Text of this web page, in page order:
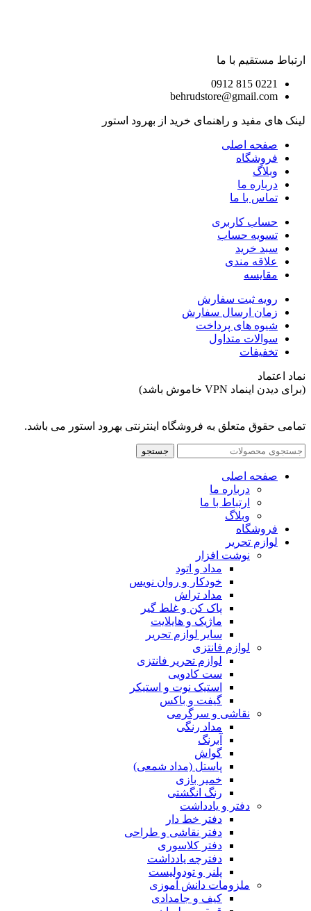
ارتباط مستقیم با ما
0221 815 0912
behrudstore@gmail.com
لینک های مفید و راهنمای خرید از بهرود استور
صفحه اصلی
فروشگاه
وبلاگ
درباره ما
تماس با ما
حساب کاربری
تسویه حساب
سبد خرید
علاقه مندی
مقایسه
رویه ثبت سفارش
زمان ارسال سفارش
شیوه های پرداخت
سوالات متداول
تخفیفات
نماد اعتماد
(برای دیدن اینماد VPN خاموش باشد)
تمامی حقوق متعلق به فروشگاه اینترنتی بهرود استور می باشد.
جستجو
صفحه اصلی
درباره ما
ارتباط با ما
وبلاگ
فروشگاه
لوازم تحریر
نوشت افزار
مداد و اتود
خودکار و روان نویس
مداد تراش
پاک کن و غلط گیر
ماژیک و هایلایت
سایر لوازم تحریر
لوازم فانتزی
لوازم تحریر فانتزی
ست کادویی
استیک نوت و استیکر
گیفت و باکس
نقاشی و سرگرمی
مداد رنگی
آبرنگ
گواش
پاستل (مداد شمعی)
خمیر بازی
رنگ انگشتی
دفتر و یادداشت
دفتر خط دار
دفتر نقاشی و طراحی
دفتر کلاسوری
دفترچه یادداشت
پلنر و تودولیست
ملزومات دانش آموزی
کیف و جامدادی